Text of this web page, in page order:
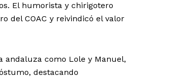
El humorista y chirigotero
del COAC y reivindicó el valor
andaluza como Lole y Manuel,
destacando